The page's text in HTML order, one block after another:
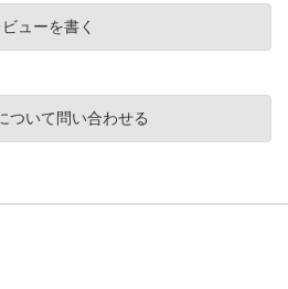
ビューを書く
ついて問い合わせる